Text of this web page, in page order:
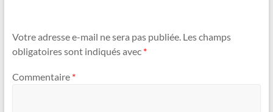
Votre adresse e-mail ne sera pas publiée. Les champs
obligatoires sont indiqués avec *
Commentaire *